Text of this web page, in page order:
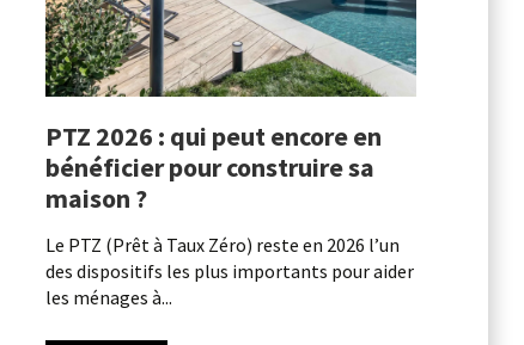
PTZ 2026 : qui peut encore en
bénéficier pour construire sa
maison ?
Le PTZ (Prêt à Taux Zéro) reste en 2026 l’un
des dispositifs les plus importants pour aider
les ménages à...